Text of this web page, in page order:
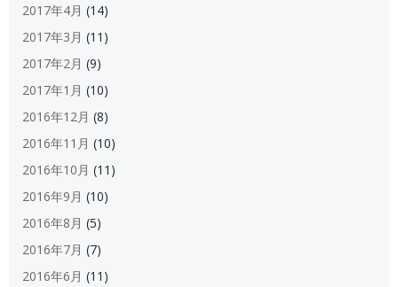
2017年4月 (14)
2017年3月 (11)
2017年2月 (9)
2017年1月 (10)
2016年12月 (8)
2016年11月 (10)
2016年10月 (11)
2016年9月 (10)
2016年8月 (5)
2016年7月 (7)
2016年6月 (11)